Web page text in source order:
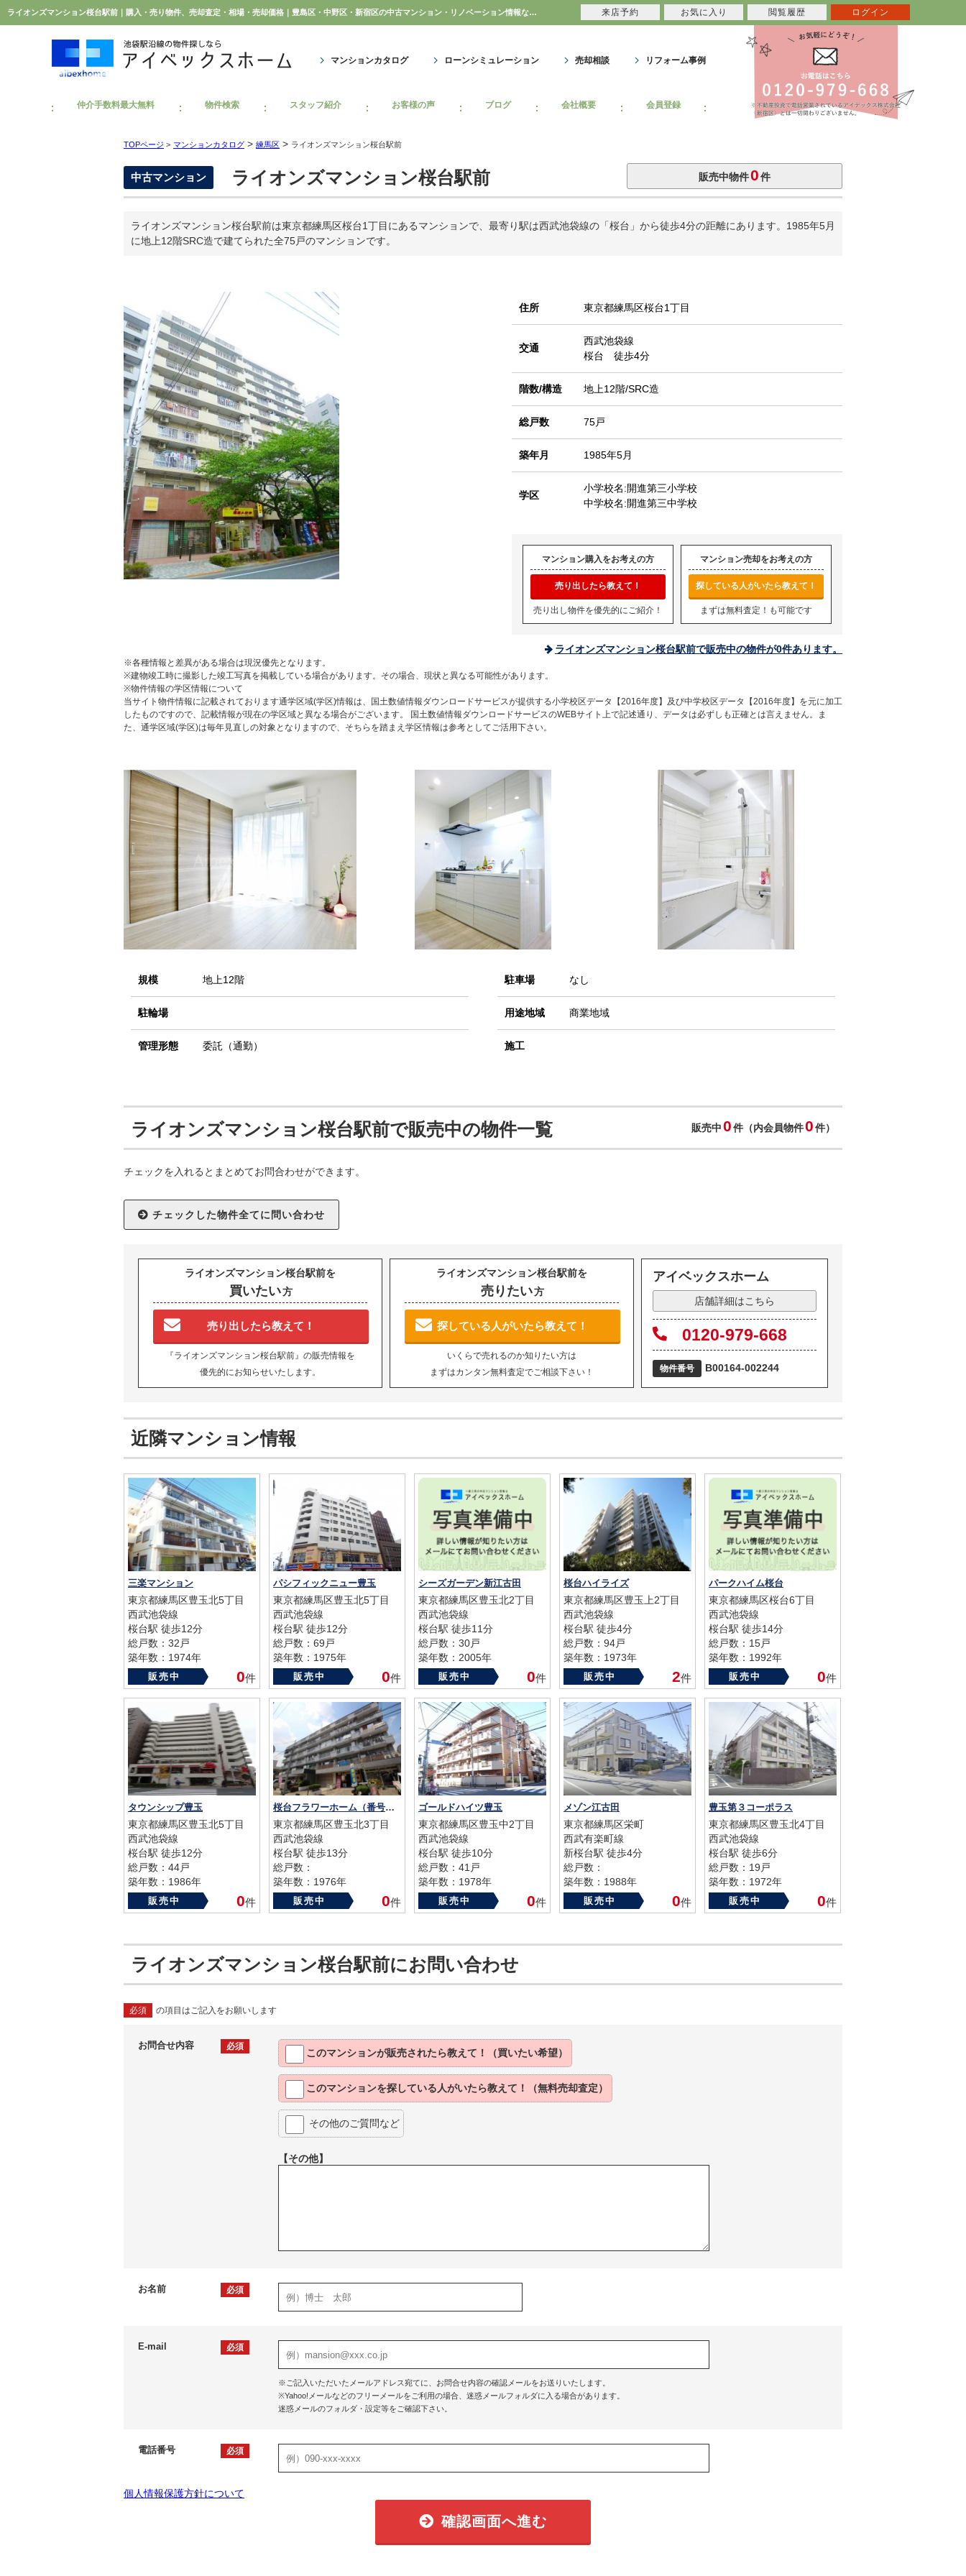
ライオンズマンション桜台駅前｜購入・売り物件、売却査定・相場・売却価格｜豊島区・中野区・新宿区の中古マンション・リノベーション情報なら池袋のアイベックスホーム！のマンション情報のことならアイベックスホーム株式会社
マンションカタログ ローンシミュレーション 売却相談 リフォーム事例
仲介手数料最大無料 物件検索 スタッフ紹介 お客様の声 ブログ 会社概要 会員登録
TOPページ > マンションカタログ > 練馬区 > ライオンズマンション桜台駅前
中古マンション ライオンズマンション桜台駅前 販売中物件0件
ライオンズマンション桜台駅前は東京都練馬区桜台1丁目にあるマンションで、最寄り駅は西武池袋線の「桜台」から徒歩4分の距離にあります。1985年5月
に地上12階SRC造で建てられた全75戸のマンションです。
住所 東京都練馬区桜台1丁目
交通
西武池袋線
桜台 徒歩4分
階数/構造 地上12階/SRC造
総戸数 75戸
築年月 1985年5月
学区
小学校名:開進第三小学校
中学校名:開進第三中学校
マンション購入をお考えの方
売り出したら教えて！
売り出し物件を優先的にご紹介！
マンション売却をお考えの方
探している人がいたら教えて！
まずは無料査定！も可能です
ライオンズマンション桜台駅前で販売中の物件が0件あります。
※各種情報と差異がある場合は現況優先となります。
※建物竣工時に撮影した竣工写真を掲載している場合があります。その場合、現状と異なる可能性があります。
※物件情報の学区情報について
当サイト物件情報に記載されております通学区域(学区)情報は、国土数値情報ダウンロードサービスが提供する小学校区データ【2016年度】及び中学校区データ【2016年度】を元に加工
したものですので、記載情報が現在の学区域と異なる場合がございます。 国土数値情報ダウンロードサービスのWEBサイト上で記述通り、データは必ずしも正確とは言えません。ま
た、通学区域(学区)は毎年見直しの対象となりますので、そちらを踏まえ学区情報は参考としてご活用下さい。
規模 地上12階
駐輪場
管理形態 委託（通勤）
駐車場 なし
用途地域 商業地域
施工
ライオンズマンション桜台駅前で販売中の物件一覧 販売中0件（内会員物件0件）
チェックを入れるとまとめてお問合わせができます。
ライオンズマンション桜台駅前を
買いたい方
売り出したら教えて！
『ライオンズマンション桜台駅前』の販売情報を
優先的にお知らせいたします。
ライオンズマンション桜台駅前を
売りたい方
探している人がいたら教えて！
いくらで売れるのか知りたい方は
まずはカンタン無料査定でご相談下さい！
アイベックスホーム
店舗詳細はこちら
0120-979-668
物件番号 B00164-002244
近隣マンション情報
三楽マンション
東京都練馬区豊玉北5丁目
西武池袋線
桜台駅 徒歩12分
総戸数：32戸
築年数：1974年
販売中 0件
パシフィックニュー豊玉
東京都練馬区豊玉北5丁目
西武池袋線
桜台駅 徒歩12分
総戸数：69戸
築年数：1975年
販売中 0件
シーズガーデン新江古田
東京都練馬区豊玉北2丁目
西武池袋線
桜台駅 徒歩11分
総戸数：30戸
築年数：2005年
販売中 0件
桜台ハイライズ
東京都練馬区豊玉上2丁目
西武池袋線
桜台駅 徒歩4分
総戸数：94戸
築年数：1973年
販売中 2件
パークハイム桜台
東京都練馬区桜台6丁目
西武池袋線
桜台駅 徒歩14分
総戸数：15戸
築年数：1992年
販売中 0件
タウンシップ豊玉
東京都練馬区豊玉北5丁目
西武池袋線
桜台駅 徒歩12分
総戸数：44戸
築年数：1986年
販売中 0件
桜台フラワーホーム（番号３３７９）
東京都練馬区豊玉北3丁目
西武池袋線
桜台駅 徒歩13分
総戸数：
築年数：1976年
販売中 0件
ゴールドハイツ豊玉
東京都練馬区豊玉中2丁目
西武池袋線
桜台駅 徒歩10分
総戸数：41戸
築年数：1978年
販売中 0件
メゾン江古田
東京都練馬区栄町
西武有楽町線
新桜台駅 徒歩4分
総戸数：
築年数：1988年
販売中 0件
豊玉第３コーポラス
東京都練馬区豊玉北4丁目
西武池袋線
桜台駅 徒歩6分
総戸数：19戸
築年数：1972年
販売中 0件
ライオンズマンション桜台駅前にお問い合わせ
必須 の項目はご記入をお願いします
お問合せ内容 必須
このマンションが販売されたら教えて！（買いたい希望）
このマンションを探している人がいたら教えて！（無料売却査定）
その他のご質問など
【その他】
お名前 必須
E-mail 必須
※ご記入いただいたメールアドレス宛てに、お問合せ内容の確認メールをお送りいたします。
※Yahoo!メールなどのフリーメールをご利用の場合、迷惑メールフォルダに入る場合があります。
迷惑メールのフォルダ・設定等をご確認下さい。
電話番号 必須
個人情報保護方針について
確認画面へ進む
来店予約 お気に入り 閲覧履歴 ログイン